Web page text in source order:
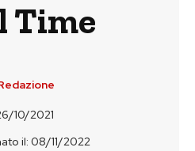
Time
10/2021
il: 08/11/2022